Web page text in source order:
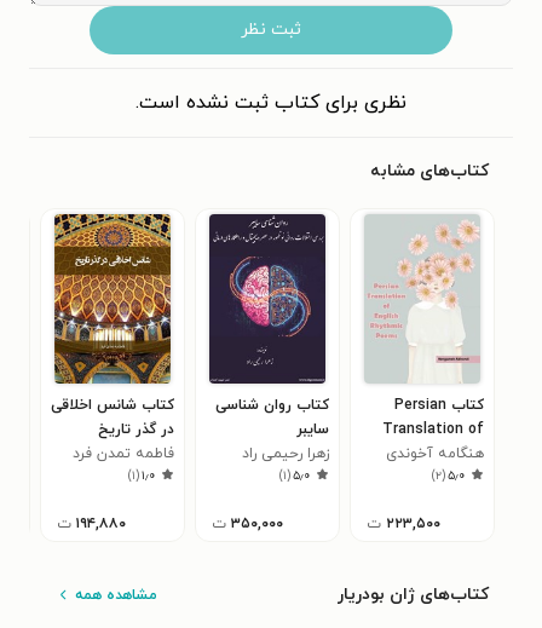
ثبت نظر
نظری برای کتاب ثبت نشده است.
کتاب‌های مشابه
کتاب Persian
Translation of
English Rhythmic
Poems
هنگامه آخوندی
۵٫۰(۲)
۲۲۳,۵۰۰ ت
کتاب روان شناسی
سایبر
زهرا رحیمی راد
۵٫۰(۱)
۳۵۰,۰۰۰ ت
کتاب شانس اخلاقی
در گذر تاریخ
فاطمه تمدن فرد
۱٫۰(۱)
۱۹۴,۸۸۰ ت
کتاب‌های ژان بودریار مشاهده همه